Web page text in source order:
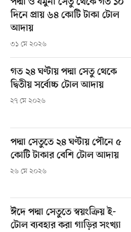
পদ্মা ও যমুনা সেতু থেকে গত ১০
দিনে প্রায় ৬৪ কোটি টাকা টোল
আদায়
৩১ মে ২০২৬
গত ২৪ ঘণ্টায় পদ্মা সেতু থেকে
দ্বিতীয় সর্বোচ্চ টোল আদায়
২৭ মে ২০২৬
পদ্মা সেতুতে ২৪ ঘণ্টায় পৌনে ৫
কোটি টাকার বেশি টোল আদায়
২৬ মে ২০২৬
ঈদে পদ্মা সেতুতে স্বয়ংক্রিয় ই-
টোল ব্যবহার করা গাড়ির সংখ্যা